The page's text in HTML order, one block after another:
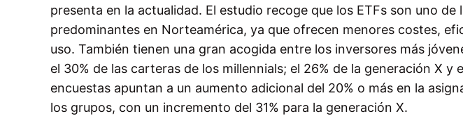
presenta en la actualidad. El estudio recoge que los ETFs son uno de
predominantes en Norteamérica, ya que ofrecen menores costes,
uso. También tienen una gran acogida entre los inversores más
el 30% de las carteras de los millennials; el 26% de la generación X y
encuestas apuntan a un aumento adicional del 20% o más en la
los grupos, con un incremento del 31% para la generación X.